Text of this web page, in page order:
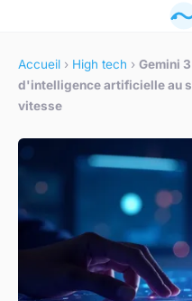
Accueil › High tech › Gemini
d'intelligence artificielle au
vitesse